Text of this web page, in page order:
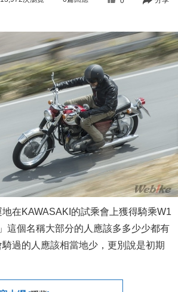
在KAWASAKI的試乘會上獲得騎乘W1
這個名稱大部分的人應該多多少少都有
過的人應該相當地少，更別說是初期